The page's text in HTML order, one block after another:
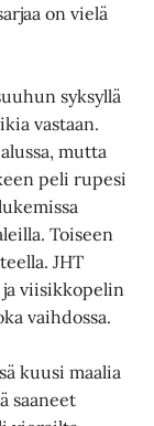
on vielä
syksyllä
vastaan.
mutta
peli rupesi
Toiseen
JHT
viisikkopelin
vaihdossa.
kuusi maalia
saaneet